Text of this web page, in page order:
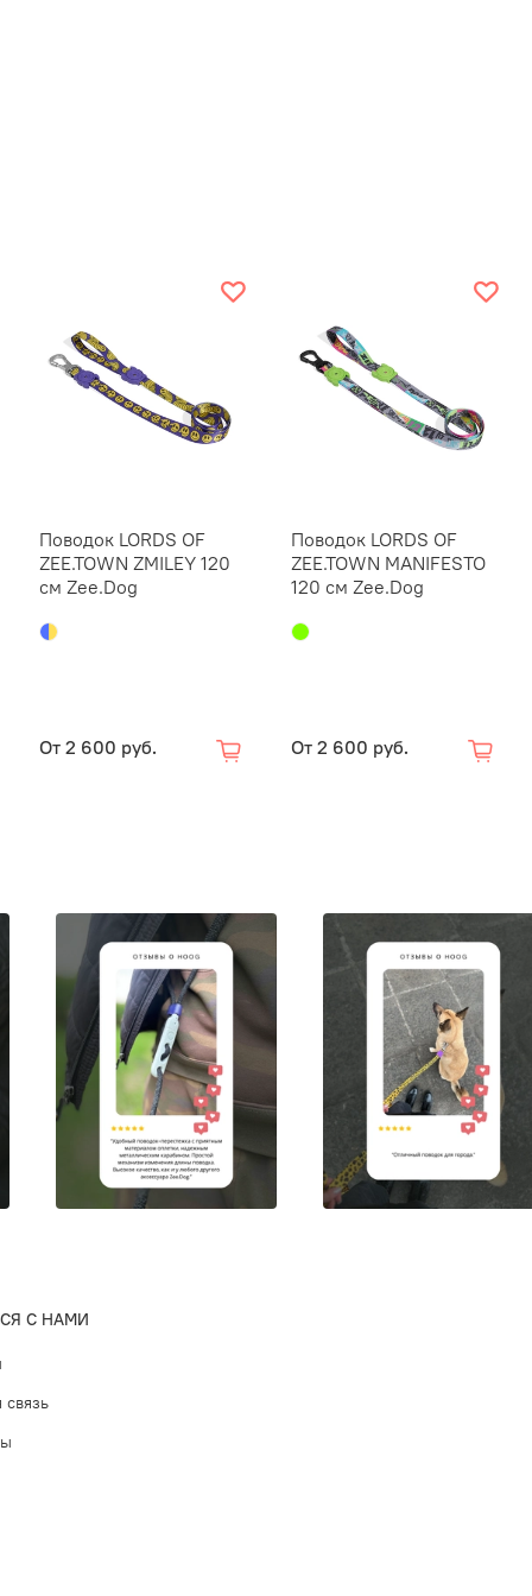
дух и
Не
Поводок LORDS OF
ZEE.TOWN ZMILEY 120
см Zee.Dog
От 2 600 руб.
Поводок LORDS OF
ZEE.TOWN MANIFESTO
120 см Zee.Dog
От 2 600 руб.
С НАМИ
связь